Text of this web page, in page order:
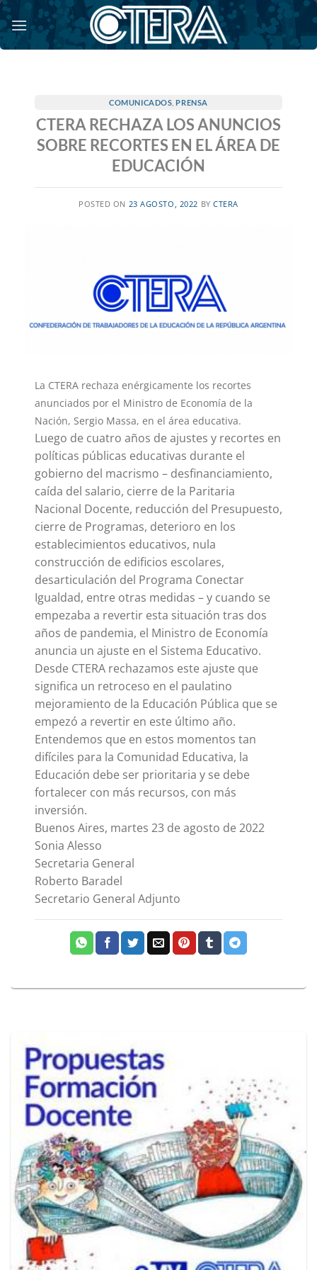
Saltar
al
contenido
COMUNICADOS ,PRENSA
CTERA RECHAZA LOS ANUNCIOS
SOBRE RECORTES EN EL ÁREA DE
EDUCACIÓN
POSTED ON 23 AGOSTO, 2022 BYCTERA
La CTERA rechaza enérgicamente los recortes
anunciados por el Ministro de Economía de la
Nación, Sergio Massa, en el área educativa.
Luego de cuatro años de ajustes y recortes en
políticas públicas educativas durante el
gobierno del macrismo – desfinanciamiento,
caída del salario, cierre de la Paritaria
Nacional Docente, reducción del Presupuesto,
cierre de Programas, deterioro en los
establecimientos educativos, nula
construcción de edificios escolares,
desarticulación del Programa Conectar
Igualdad, entre otras medidas – y cuando se
empezaba a revertir esta situación tras dos
años de pandemia, el Ministro de Economía
anuncia un ajuste en el Sistema Educativo.
Desde CTERA rechazamos este ajuste que
significa un retroceso en el paulatino
mejoramiento de la Educación Pública que se
empezó a revertir en este último año.
Entendemos que en estos momentos tan
difíciles para la Comunidad Educativa, la
Educación debe ser prioritaria y se debe
fortalecer con más recursos, con más
inversión.
Buenos Aires, martes 23 de agosto de 2022
Sonia Alesso
Secretaria General
Roberto Baradel
Secretario General Adjunto